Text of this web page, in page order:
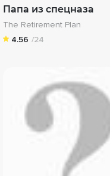
Папа из спецназа
The Retirement Plan
4.56 /24